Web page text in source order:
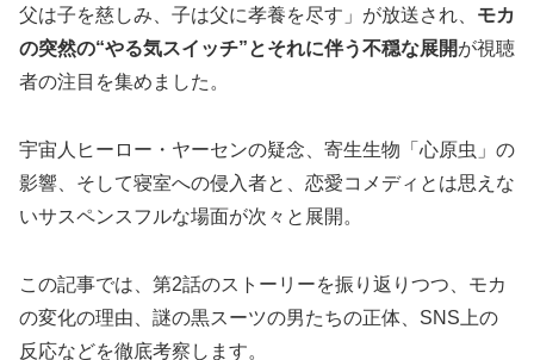
父は子を慈しみ、子は父に孝養を尽す」が放送され、 モカ
の突然の“やる気スイッチ”とそれに伴う不穏な展開が視聴
者の注目を集めました。
宇宙人ヒーロー・ヤーセンの疑念、寄生生物「心原虫」の
影響、そして寝室への侵入者と、恋愛コメディとは思えな
いサスペンスフルな場面が次々と展開。
この記事では、第2話のストーリーを振り返りつつ、モカ
の変化の理由、謎の黒スーツの男たちの正体、SNS上の
反応などを徹底考察します。